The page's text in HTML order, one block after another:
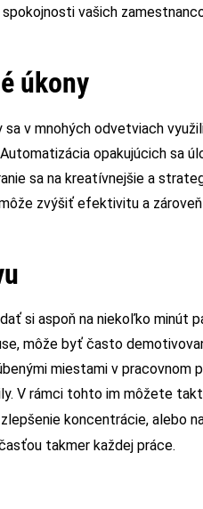
vašich
úkony
sa v mnohých odvetviach
opakujúcich sa
sa na kreatívnejšie a
zvýšiť efektivitu a
si aspoň na niekoľko minút
môže byť často
miestami v pracovnom
V rámci tohto im môžete
koncentrácie, alebo
takmer každej práce.